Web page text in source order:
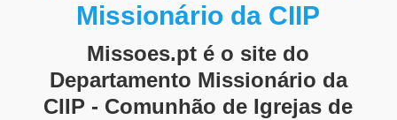
Missionário da CIIP
Missoes.pt é o site do
Departamento Missionário da
CIIP - Comunhão de Igrejas de